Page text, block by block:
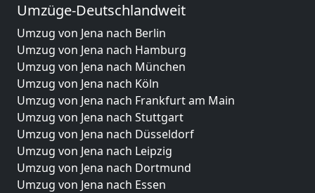
Umzüge-Deutschlandweit
Umzug von Jena nach Berlin
Umzug von Jena nach Hamburg
Umzug von Jena nach München
Umzug von Jena nach Köln
Umzug von Jena nach Frankfurt am Main
Umzug von Jena nach Stuttgart
Umzug von Jena nach Düsseldorf
Umzug von Jena nach Leipzig
Umzug von Jena nach Dortmund
Umzug von Jena nach Essen